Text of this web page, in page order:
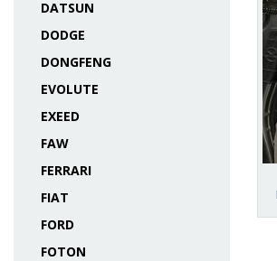
DATSUN
DODGE
DONGFENG
EVOLUTE
EXEED
FAW
FERRARI
FIAT
FORD
FOTON